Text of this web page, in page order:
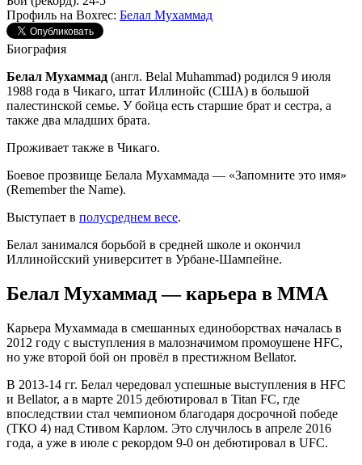
Профиль на Boxrec: Белал Мухаммад
Биография
Белал Мухаммад (англ. Belal Muhammad) родился 9 июля
1988 года в Чикаго, штат Иллинойс (США) в большой
палестинской семье. У бойца есть старшие брат и сестра, а
также два младших брата.
Проживает также в Чикаго.
Боевое прозвище Белала Мухаммада — «Запомните это имя»
(Remember the Name).
Выступает в полусреднем весе.
Белал занимался борьбой в средней школе и окончил
Иллинойсский университет в Урбане-Шампейне.
Белал Мухаммад — карьера в ММА
Карьера Мухаммада в смешанных единоборствах началась в
2012 году с выступления в малозначимом промоушене HFC,
но уже второй бой он провёл в престижном Bellator.
В 2013-14 гг. Белал чередовал успешные выступления в HFC
и Bellator, а в марте 2015 дебютировал в Titan FC, где
впоследствии стал чемпионом благодаря досрочной победе
(ТКО 4) над Стивом Карлом. Это случилось в апреле 2016
года, а уже в июле с рекордом 9-0 он дебютировал в UFC.